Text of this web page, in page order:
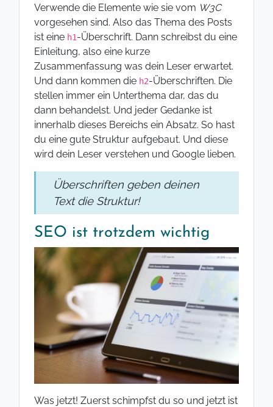
Verwende die Elemente wie sie vom W3C
vorgesehen sind. Also das Thema des Posts
ist eine h1-Überschrift. Dann schreibst du eine
Einleitung, also eine kurze
Zusammenfassung was dein Leser erwartet.
Und dann kommen die h2-Überschriften. Die
stellen immer ein Unterthema dar, das du
dann behandelst. Und jeder Gedanke ist
innerhalb dieses Bereichs ein Absatz. So hast
du eine gute Struktur aufgebaut. Und diese
wird dein Leser verstehen und Google lieben.
Überschriften geben deinen
Text die Struktur!
SEO ist trotzdem wichtig
Was jetzt! Zuerst schimpfst du so und jetzt ist